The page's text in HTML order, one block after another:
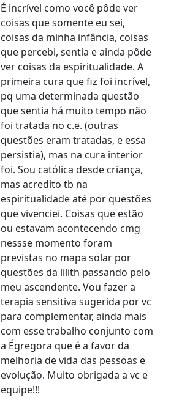
É incrível como você pôde ver
coisas que somente eu sei,
coisas da minha infância, coisas
que percebi, sentia e ainda pôde
ver coisas da espiritualidade. A
primeira cura que fiz foi incrível,
pq uma determinada questão
que sentia há muito tempo não
foi tratada no c.e. (outras
questões eram tratadas, e essa
persistia), mas na cura interior
foi. Sou católica desde criança,
mas acredito tb na
espiritualidade até por questões
que vivenciei. Coisas que estão
ou estavam acontecendo cmg
nessse momento foram
previstas no mapa solar por
questões da lilith passando pelo
meu ascendente. Vou fazer a
terapia sensitiva sugerida por vc
para complementar, ainda mais
com esse trabalho conjunto com
a Égregora que é a favor da
melhoria de vida das pessoas e
evolução. Muito obrigada a vc e
equipe!!!